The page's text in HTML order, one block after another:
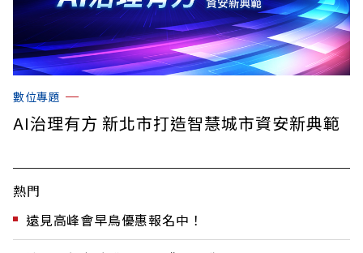
數位專題
AI治理有方 新北市打造智慧城市資安新典範
熱門
遠見高峰會早鳥優惠報名中！